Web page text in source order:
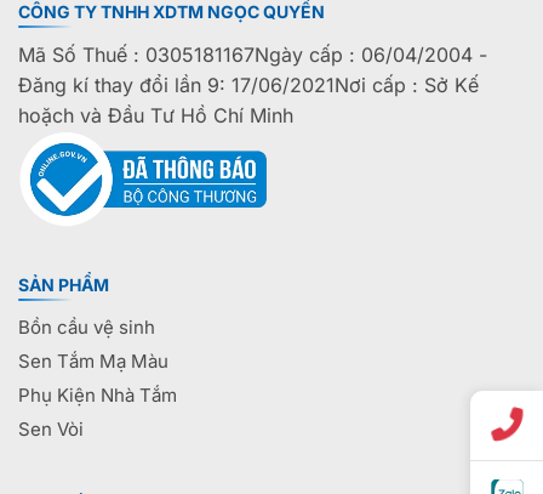
CÔNG TY TNHH XDTM NGỌC QUYẾN
Mã Số Thuế : 0305181167Ngày cấp : 06/04/2004 -
Đăng kí thay đổi lần 9: 17/06/2021Nơi cấp : Sở Kế
hoặch và Đầu Tư Hồ Chí Minh
SẢN PHẨM
Bồn cầu vệ sinh
Sen Tắm Mạ Màu
Phụ Kiện Nhà Tắm
Sen Vòi